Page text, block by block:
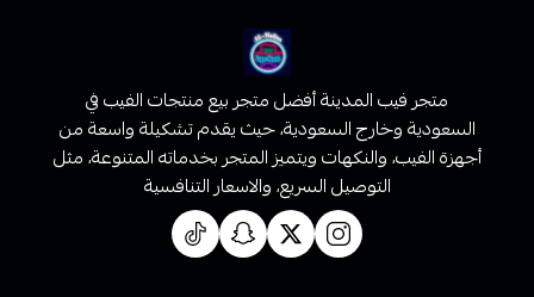
متجر فيب المدينة أفضل متجر بيع منتجات الفيب في
السعودية وخارج السعودية، حيث يقدم تشكيلة واسعة من
أجهزة الفيب، والنكهات ويتميز المتجر بخدماته المتنوعة، مثل
التوصيل السريع، والاسعار التنافسية